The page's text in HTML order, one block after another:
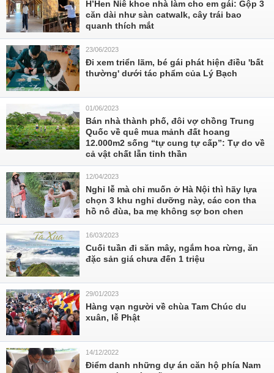
H’Hen Niê khoe nhà làm cho em gái: Gộp 3
căn dài như sàn catwalk, cây trái bao
quanh thích mắt
23/06/2023
Đi xem triển lãm, bé gái phát hiện điều 'bất
thường' dưới tác phẩm của Lý Bạch
01/06/2023
Bán nhà thành phố, đôi vợ chồng Trung
Quốc về quê mua mảnh đất hoang
12.000m2 sống “tự cung tự cấp”: Tự do về
cả vật chất lẫn tinh thần
12/04/2023
Nghỉ lễ mà chỉ muốn ở Hà Nội thì hãy lựa
chọn 3 khu nghỉ dưỡng này, các con tha
hồ nô đùa, ba mẹ không sợ bon chen
16/03/2023
Cuối tuần đi săn mây, ngắm hoa rừng, ăn
đặc sản giá chưa đến 1 triệu
29/01/2023
Hàng vạn người về chùa Tam Chúc du
xuân, lễ Phật
14/12/2022
Điểm danh những dự án căn hộ phía Nam